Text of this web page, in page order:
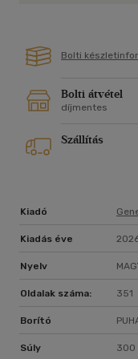
Bolti
Bolti átvétel
díjmentes
Szállítás
Kiadó
Kiadás éve
Nyelv
Oldalak száma: 351
Borító
Súly 300